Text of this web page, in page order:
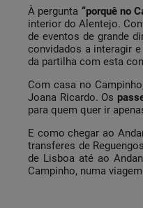
À pergunta “porquê no
interior do Alentejo.
de eventos de grande
convidados a interagir
da partilha com esta
Com casa no
Joana Ricardo. Os
para quem quer ir
E como chegar ao
transferes de
de Lisboa até ao
Campinho, numa